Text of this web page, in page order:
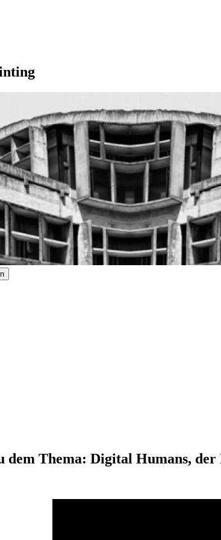
dem Thema: Digital Humans,